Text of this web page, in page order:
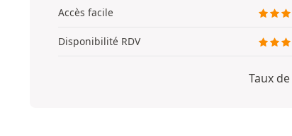
Accès facile
Disponibilité RDV
Taux